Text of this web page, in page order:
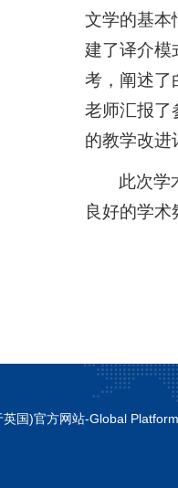
文学的基本
建了译介模
考，阐述了
老师汇报了
的教学改进
此次学
良好的学
英国)官方网站-Global